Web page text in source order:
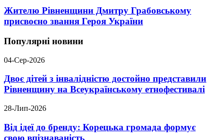
Жителю Рівненщини Дмитру Грабовському
присвоєно звання Героя України
Популярні новини
04-Сер-2026
Двоє дітей з інвалідністю достойно представили
Рівненщину на Всеукраїнському етнофестивалі
28-Лип-2026
Від ідеї до бренду: Корецька громада формує
свою впізнаваність